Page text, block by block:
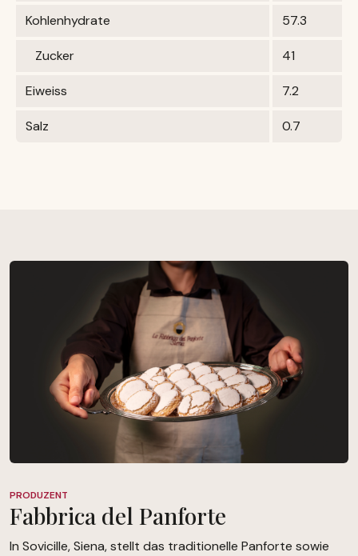
Kohlenhydrate 57.3
Zucker 41
Eiweiss 7.2
Salz 0.7
PRODUZENT
Fabbrica del Panforte
In Sovicille, Siena, stellt das traditionelle Panforte sowie